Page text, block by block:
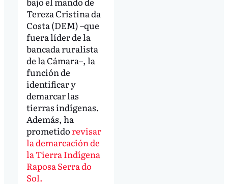
Tereza Cristina da
Costa (DEM) –que
fuera líder de la
bancada ruralista
de la Cámara–, la
función de
identificar y
demarcar las
tierras indígenas.
Además, ha
prometido revisar
la demarcación de
la Tierra Indígena
Raposa Serra do
Sol.